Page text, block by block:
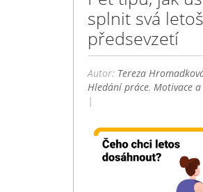
splnit svá
předsevzetí
Autor: Tereza
Hledání práce,Motivace
|